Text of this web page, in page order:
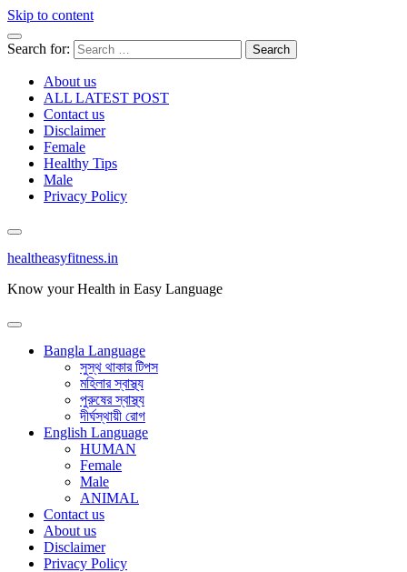
Skip to content
Search for:
About us
ALL LATEST POST
Contact us
Disclaimer
Female
Healthy Tips
Male
Privacy Policy
healtheasyfitness.in
Know your Health in Easy Language
Bangla Language
সুস্থ থাকার টিপস
মহিলার স্বাস্থ্য
পুরুষের স্বাস্থ্য
দীর্ঘস্থায়ী রোগ
English Language
HUMAN
Female
Male
ANIMAL
Contact us
About us
Disclaimer
Privacy Policy